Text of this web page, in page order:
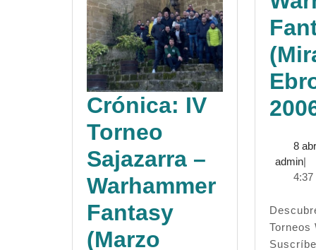
Crónica: IV
Torneo
Sajazarra –
Warhammer
Fantasy
(Marzo
8
admin|
4:37
Descubre más desde
Torneos